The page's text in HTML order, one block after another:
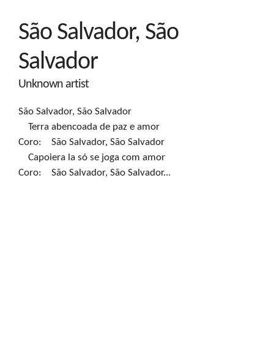
São Salvador, São
Salvador
Unknown artist
São Salvador, São Salvador
    Terra abencoada de paz e amor
Coro:    São Salvador, São Salvador
    Capoiera la só se joga com amor
Coro:    São Salvador, São Salvador...